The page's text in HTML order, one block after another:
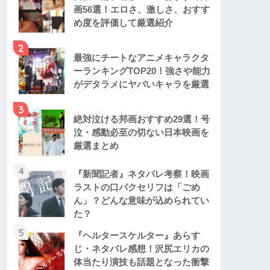
画56選！エロさ、激しさ、おすす
め度を評価して厳選紹介
2
最強にチートなアニメキャラクタ
ーランキングTOP20！強さや能力
がデタラメにヤバいキャラを厳選
3
絶対泣ける邦画おすすめ29選！号
泣・感動必至の切ない日本映画を
厳選まとめ
4
『新聞記者』ネタバレ考察！映画
ラストの口パクセリフは「ごめ
ん」？どんな意味が込められてい
た？
5
『ヘルタースケルター』あらす
じ・ネタバレ感想！沢尻エリカの
体当たり演技も話題となった衝撃